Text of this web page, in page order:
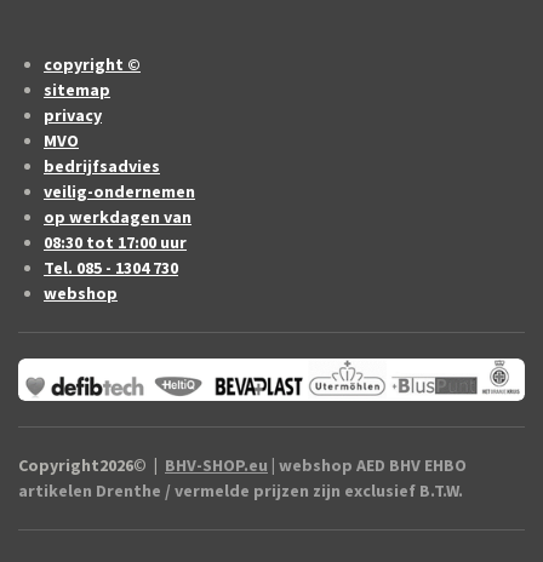
copyright ©
sitemap
privacy
MVO
bedrijfsadvies
veilig-ondernemen
op werkdagen van
08:30 tot 17:00 uur
Tel. 085 - 1304 730
webshop
Copyright2026© | BHV-SHOP.eu | webshop AED BHV EHBO
artikelen Drenthe / vermelde prijzen zijn exclusief B.T.W.